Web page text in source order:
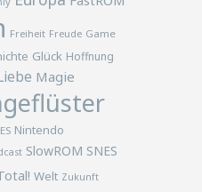
Freiheit Freude Game
Glück Hoffnung
Magie
Nintendo
SlowROM SNES
Welt Zukunft